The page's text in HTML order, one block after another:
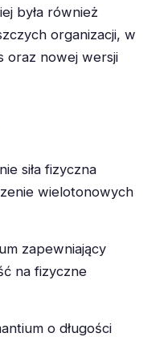
była również
organizacji, w
oraz nowej wersji
siła fizyczna
wielotonowych
zapewniający
na fizyczne
o długości